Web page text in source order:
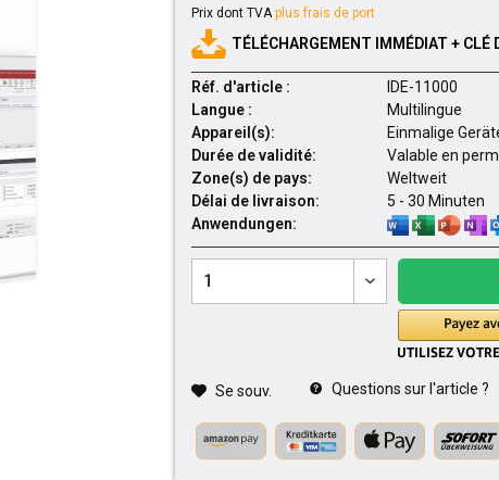
Prix dont TVAplus frais de port
TÉLÉCHARGEMENT IMMÉDIAT + CLÉ
Réf. d'article :
IDE-11000
Langue :
Multilingue
Appareil(s):
Einmalige
Durée de validité:
Valable en
Zone(s) de pays:
Weltweit
Délai de livraison:
5 - 30 Minuten
Anwendungen:
Se souv. Questions sur l'article ?